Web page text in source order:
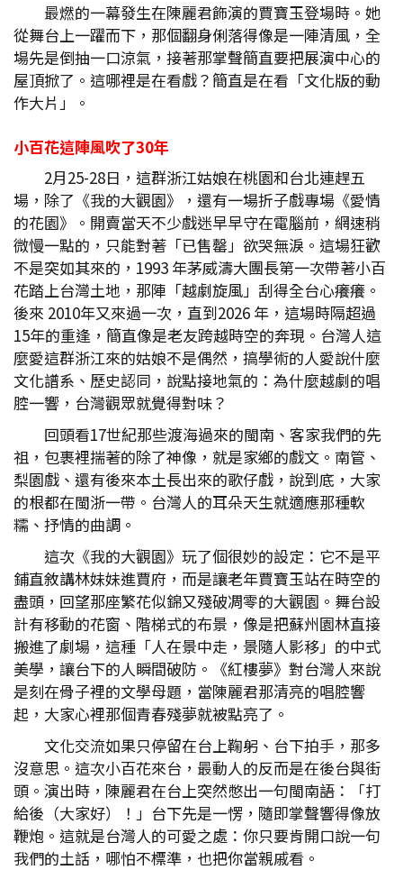
最燃的一幕發生在陳麗君飾演的賈寶玉登場時。她
從舞台上一躍而下，那個翻身俐落得像是一陣清風，全
場先是倒抽一口涼氣，接著那掌聲簡直要把展演中心的
屋頂掀了。這哪裡是在看戲？簡直是在看「文化版的動
作大片」。
小百花這陣風吹了30年
2月25-28日，這群浙江姑娘在桃園和台北連趕五
場，除了《我的大觀園》，還有一場折子戲專場《愛情
的花園》。開賣當天不少戲迷早早守在電腦前，網速稍
微慢一點的，只能對著「已售罄」欲哭無淚。這場狂歡
不是突如其來的，1993 年茅威濤大團長第一次帶著小百
花踏上台灣土地，那陣「越劇旋風」刮得全台心癢癢。
後來 2010年又來過一次，直到2026 年，這場時隔超過
15年的重逢，簡直像是老友跨越時空的奔現。台灣人這
麼愛這群浙江來的姑娘不是偶然，搞學術的人愛說什麼
文化譜系、歷史認同，說點接地氣的：為什麼越劇的唱
腔一響，台灣觀眾就覺得對味？
回頭看17世紀那些渡海過來的閩南、客家我們的先
祖，包裹裡揣著的除了神像，就是家鄉的戲文。南管、
梨園戲、還有後來本土長出來的歌仔戲，說到底，大家
的根都在閩浙一帶。台灣人的耳朵天生就適應那種軟
糯、抒情的曲調。
這次《我的大觀園》玩了個很妙的設定：它不是平
鋪直敘講林妹妹進賈府，而是讓老年賈寶玉站在時空的
盡頭，回望那座繁花似錦又殘破凋零的大觀園。舞台設
計有移動的花窗、階梯式的布景，像是把蘇州園林直接
搬進了劇場，這種「人在景中走，景隨人影移」的中式
美學，讓台下的人瞬間破防。《紅樓夢》對台灣人來說
是刻在骨子裡的文學母題，當陳麗君那清亮的唱腔響
起，大家心裡那個青春殘夢就被點亮了。
文化交流如果只停留在台上鞠躬、台下拍手，那多
沒意思。這次小百花來台，最動人的反而是在後台與街
頭。演出時，陳麗君在台上突然憋出一句閩南語：「打
給後（大家好）！」台下先是一愣，隨即掌聲響得像放
鞭炮。這就是台灣人的可愛之處：你只要肯開口說一句
我們的土話，哪怕不標準，也把你當親戚看。